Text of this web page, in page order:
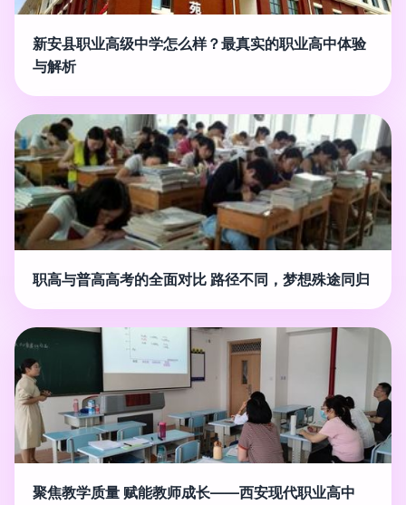
新安县职业高级中学怎么样？最真实的职业高中体验
与解析
职高与普高高考的全面对比 路径不同，梦想殊途同归
聚焦教学质量 赋能教师成长——西安现代职业高中